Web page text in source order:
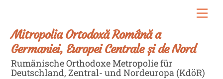
content
Mitropolia Ortodoxă Română a
Germaniei, Europei Centrale și de Nord
Rumänische Orthodoxe Metropolie für
Deutschland, Zentral- und Nordeuropa (KdöR)